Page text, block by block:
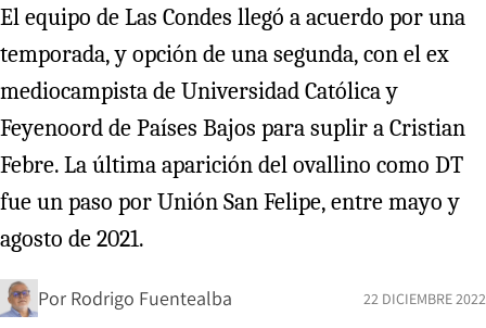
El equipo de Las Condes llegó a acuerdo por una
temporada, y opción de una segunda, con el ex
mediocampista de Universidad Católica y
Feyenoord de Países Bajos para suplir a Cristian
Febre. La última aparición del ovallino como DT
fue un paso por Unión San Felipe, entre mayo y
agosto de 2021.
Por Rodrigo Fuentealba 22 DICIEMBRE 2022